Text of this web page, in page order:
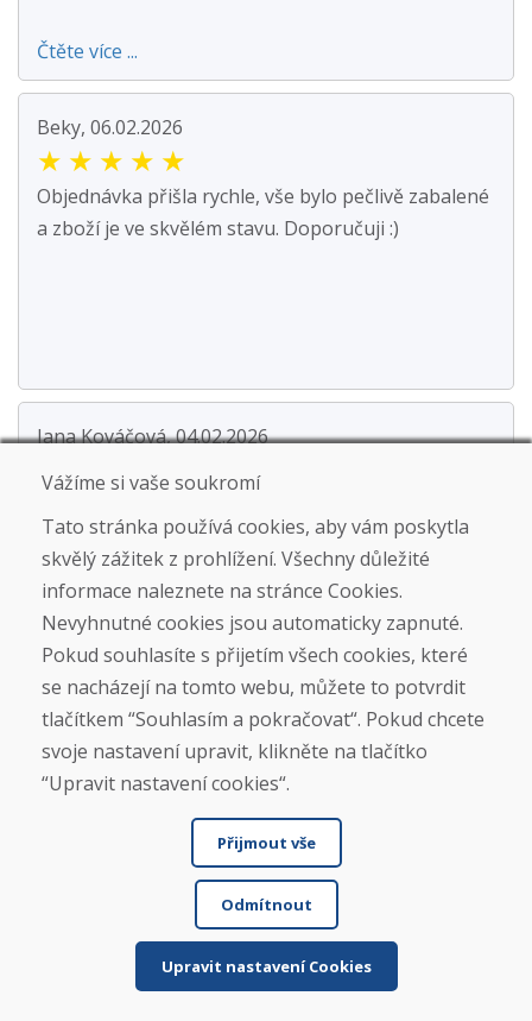
Čtěte více ...
Beky, 06.02.2026
★ ★ ★ ★ ★
Objednávka přišla rychle, vše bylo pečlivě zabalené
a zboží je ve skvělém stavu. Doporučuji :)
Jana Kováčová, 04.02.2026
★★★★★
Objednala jsem synovi z bazaru snowboard a boty.
Obo...
Čtěte více ...
SK Oker, 08.01.2026
★★★★★
Zboží bylo dobře zabalené a dorazilo včas, stav
Vážíme si vaše soukromí
Tato stránka používá cookies, aby vám poskytla
skvělý zážitek z prohlížení. Všechny důležité
informace naleznete na stránce Cookies.
Nevyhnutné cookies jsou automaticky zapnuté.
Pokud souhlasíte s přijetím všech cookies, které
se nacházejí na tomto webu, můžete to potvrdit
tlačítkem “Souhlasím a pokračovat“. Pokud chcete
svoje nastavení upravit, klikněte na tlačítko
“Upravit nastavení cookies“.
Přijmout vše
Odmítnout
Upravit nastavení Cookies